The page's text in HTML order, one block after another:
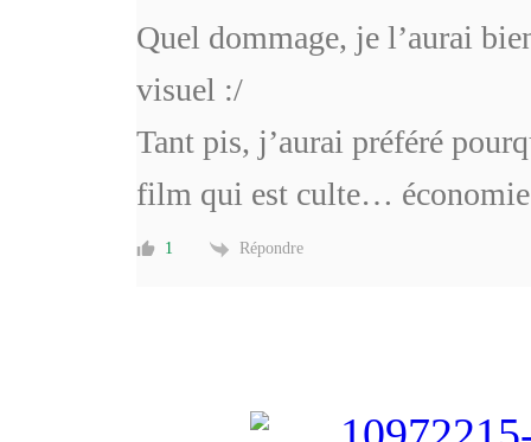
Quel dommage, je l’aurai
visuel :/
Tant pis, j’aurai préféré
film qui est culte…
1 Répondre